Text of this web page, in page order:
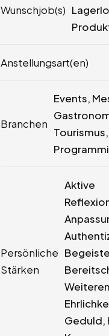
Wunschjob(s)
Anstellungsart(en)
Branchen
Events,
Persönliche
Stärken
Aktive
Geduld,